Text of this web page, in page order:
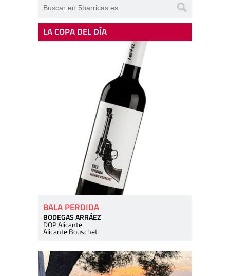
LA COPA DEL DÍA
BALA PERDIDA
BODEGAS ARRÁEZ
DOP Alicante
Alicante Bouschet